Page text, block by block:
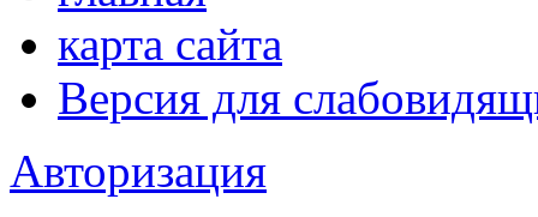
карта сайта
Версия для
Авторизация